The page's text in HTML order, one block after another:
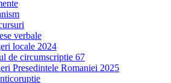
verbale
locale 2024
de circumscriptie 67
Presedintele Romaniei 2025